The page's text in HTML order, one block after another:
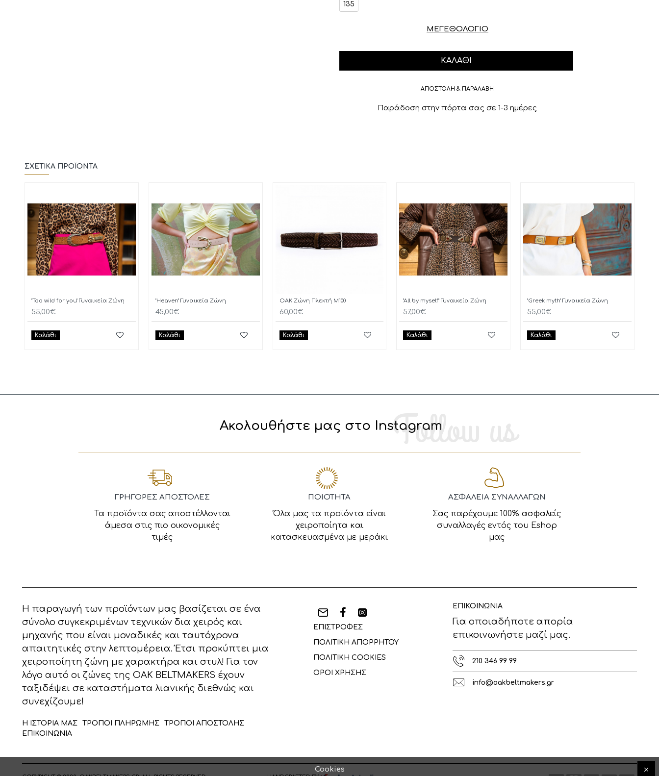
135
ΚΑΛΆΘΙ
ΜΕΓΕΘΟΛΟΓΙΟ
ΑΠΟΣΤΟΛΗ & ΠΑΡΑΛΑΒΗ
Παράδοση στην πόρτα σας σε 1-3 ημέρες
ΣΧΕΤΙΚΆ ΠΡΟΪΌΝΤΑ
"Too wild for you" Γυναικεία Ζώνη
55,00€
Καλάθι
"Heaven" Γυναικεία Ζώνη
45,00€
Καλάθι
OAK Ζώνη Πλεκτή M100
60,00€
Καλάθι
"All by myself" Γυναικεία Ζώνη
57,00€
Καλάθι
"Greek myth" Γυναικεία Ζώνη
55,00€
Καλάθι
Ακολουθήστε μας στο Instagram
ΓΡΗΓΟΡΕΣ ΑΠΟΣΤΟΛΕΣ
Τα προϊόντα σας αποστέλλονται
άμεσα στις πιο οικονομικές
τιμές
ΠΟΙΟΤΗΤΑ
Όλα μας τα προϊόντα είναι
χειροποίητα και
κατασκευασμένα με μεράκι
ΑΣΦΑΛΕΙΑ ΣΥΝΑΛΛΑΓΩΝ
Σας παρέχουμε 100% ασφαλείς
συναλλαγές εντός του Eshop
μας
Η παραγωγή των προϊόντων μας βασίζεται σε ένα
σύνολο συγκεκριμένων τεχνικών δια χειρός και
μηχανής που είναι μοναδικές και ταυτόχρονα
απαιτητικές στην λεπτομέρεια. Έτσι προκύπτει μια
χειροποίητη ζώνη με χαρακτήρα και στυλ! Για τον
λόγο αυτό οι ζώνες της OAK BELTMAKERS έχουν
ταξιδέψει σε καταστήματα λιανικής διεθνώς και
συνεχίζουμε!
Η ΙΣΤΟΡΙΑ ΜΑΣ ΤΡΟΠΟΙ ΠΛΗΡΩΜΗΣ
ΤΡΟΠΟΙ ΑΠΟΣΤΟΛΗΣ
ΕΠΙΚΟΙΝΩΝΙΑ
ΕΠΙΣΤΡΟΦΕΣ
ΠΟΛΙΤΙΚΗ ΑΠΟΡΡΗΤΟΥ
ΠΟΛΙΤΙΚΗ COOKIES
ΟΡΟΙ ΧΡΗΣΗΣ
ΕΠΙΚΟΙΝΩΝΙΑ
Για οποιαδήποτε απορία
επικοινωνήστε μαζί μας.
210 346 99 99
info@oakbeltmakers.gr
Cookies